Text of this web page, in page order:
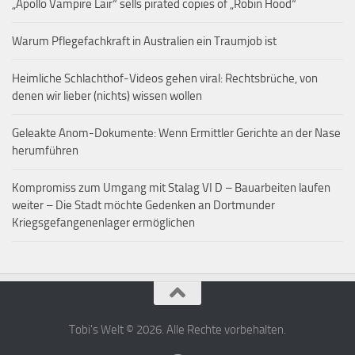
„Apollo Vampire Lair“ sells pirated copies of „Robin Hood“
Warum Pflegefachkraft in Australien ein Traumjob ist
Heimliche Schlachthof-Videos gehen viral: Rechtsbrüche, von
denen wir lieber (nichts) wissen wollen
Geleakte Anom-Dokumente: Wenn Ermittler Gerichte an der Nase
herumführen
Kompromiss zum Umgang mit Stalag VI D – Bauarbeiten laufen
weiter – Die Stadt möchte Gedenken an Dortmunder
Kriegsgefangenenlager ermöglichen
Tobi's Welt © 2026. Alle Rechte vorbehalten.